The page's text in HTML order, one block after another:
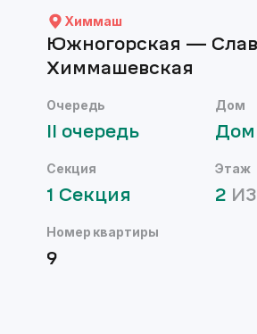
Химмаш
Южногорская —
Химмашевская
Очередь
II очередь
Дом
Дом
Секция
1 Секция
Этаж
2 ИЗ
Номер квартиры
9